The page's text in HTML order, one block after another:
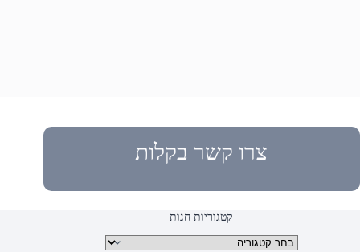
צרו קשר בקלות
קטגוריות חנות
קטגוריות מוצרים